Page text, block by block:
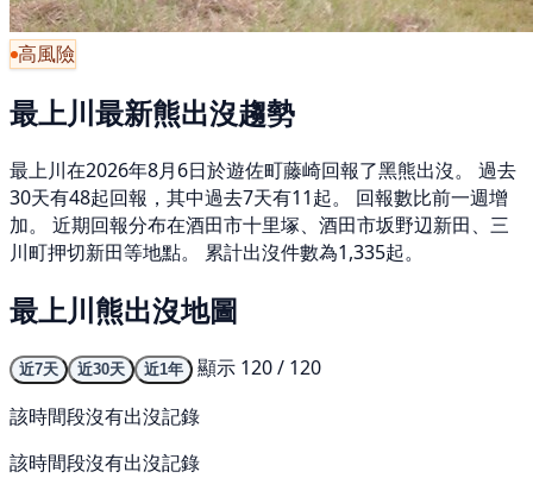
高風險
最上川最新熊出沒趨勢
最上川在2026年8月6日於遊佐町藤崎回報了黑熊出沒。 過去
30天有48起回報，其中過去7天有11起。 回報數比前一週增
加。 近期回報分布在酒田市十里塚、酒田市坂野辺新田、三
川町押切新田等地點。 累計出沒件數為1,335起。
最上川熊出沒地圖
近7天 近30天 近1年
顯示 120 / 120
該時間段沒有出沒記錄
該時間段沒有出沒記錄